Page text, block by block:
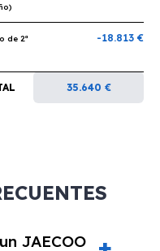
de 2ª
-18.813 €
35.640 €
JAECOO